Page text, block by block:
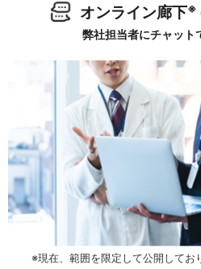
オンライン廊下※
弊社担当者にチャット
※現在、範囲を限定して公開してお